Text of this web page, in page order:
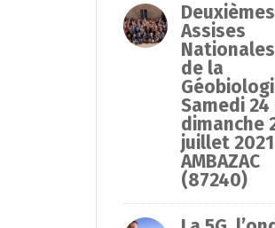
Deuxièmes
Assises
Nationales
de la
Samedi
dimanche
juillet
AMBAZAC
(87240)